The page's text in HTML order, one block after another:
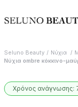
Seluno Beauty Νύχια
Νύχια ombre κόκκινο-
Χρόνος ανάγνωσης: